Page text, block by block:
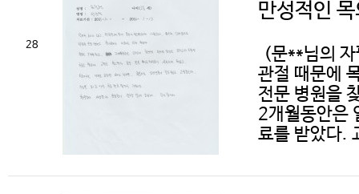
28
만성적인
(문**님의 자
관절 때문에
전문 병원을
2개월동안은
료를 받았다.